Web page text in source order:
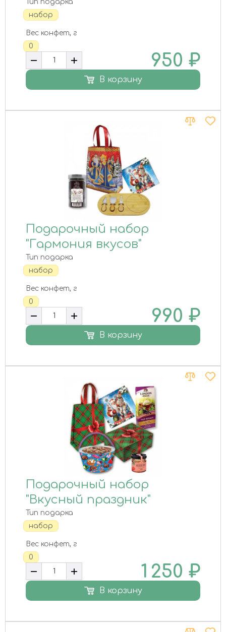
Тип подарка
набор
Вес конфет, г
0
950 ₽
В корзину
Подарочный набор
"Гармония вкусов"
Тип подарка
набор
Вес конфет, г
0
990 ₽
В корзину
Подарочный набор
"Вкусный праздник"
Тип подарка
набор
Вес конфет, г
0
1 250 ₽
В корзину